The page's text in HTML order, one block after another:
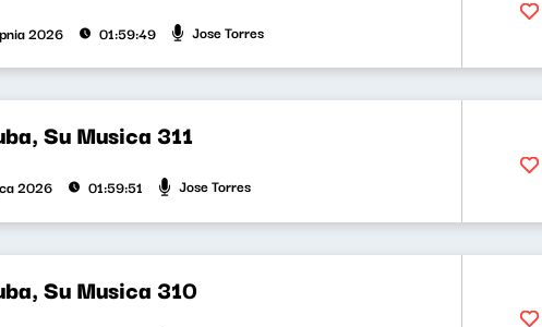
2026 01:59:49 Jose Torres
Su Musica 311
2026 01:59:51 Jose Torres
Su Musica 310